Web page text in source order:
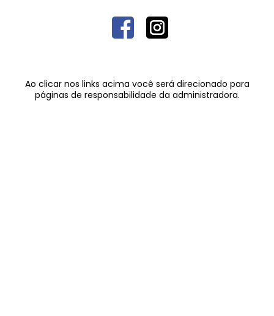
Ao clicar nos links acima você será direcionado para
páginas de responsabilidade da administradora.